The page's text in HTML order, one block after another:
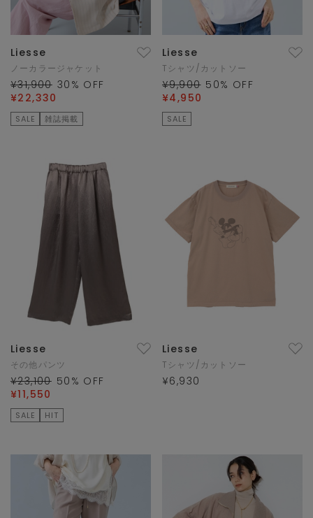
Liesse
ノーカラージャケット
¥31,900 30 % OFF
¥22,330
SALE 雑誌掲載
Liesse
Tシャツ/カットソー
¥9,900 50% OFF
¥4,950
SALE
Liesse
その他パンツ
¥23,100 50 % OFF
¥11,550
SALE HIT
Liesse
Tシャツ/カットソー
¥6,930